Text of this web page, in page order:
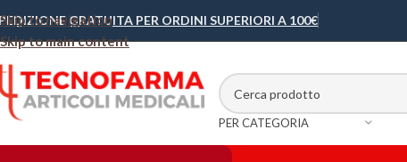
Skip to navigation
Skip to main content
GRATUITA PER ORDINI SUPERIORI A 100€
PER CATEGORIA